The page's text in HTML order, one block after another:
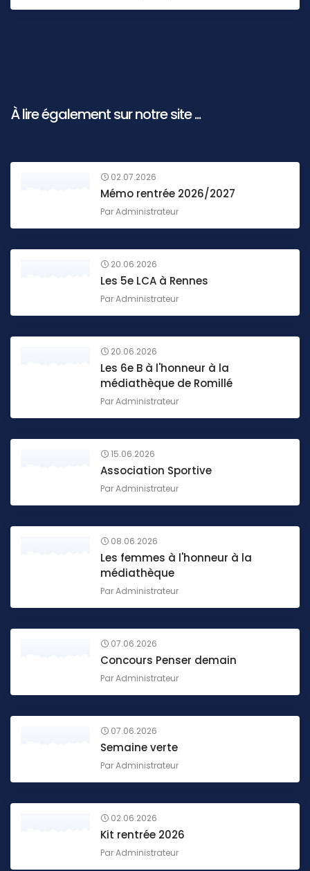
À lire également sur notre site ...
02.07.2026
Mémo rentrée 2026/2027
ParAdministrateur
20.06.2026
Les 5e LCA à Rennes
ParAdministrateur
20.06.2026
Les 6e B à l'honneur à la
médiathèque de Romillé
ParAdministrateur
15.06.2026
Association Sportive
ParAdministrateur
08.06.2026
Les femmes à l'honneur à la
médiathèque
ParAdministrateur
07.06.2026
Concours Penser demain
ParAdministrateur
07.06.2026
Semaine verte
ParAdministrateur
02.06.2026
Kit rentrée 2026
ParAdministrateur